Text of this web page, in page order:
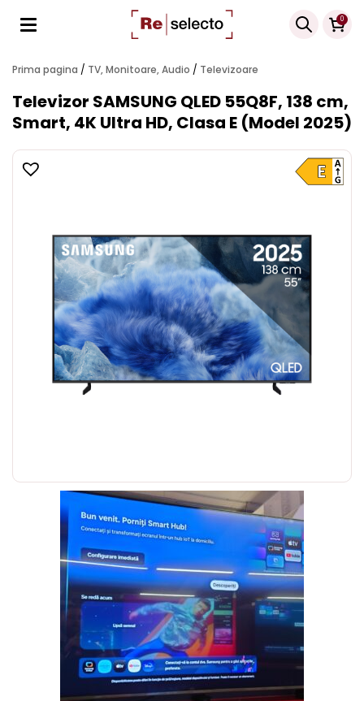
0
Products
search
Prima pagina / TV, Monitoare, Audio / Televizoare
Televizor SAMSUNG QLED 55Q8F, 138 cm,
Smart, 4K Ultra HD, Clasa E (Model 2025)